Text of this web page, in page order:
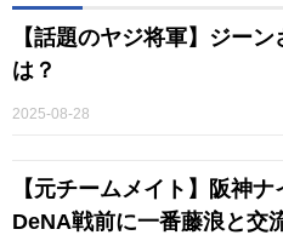
【話題のヤジ将軍】ジー
は？
2025-08-28
【元チームメイト】阪神ナ
DeNA戦前に一番藤浪と交